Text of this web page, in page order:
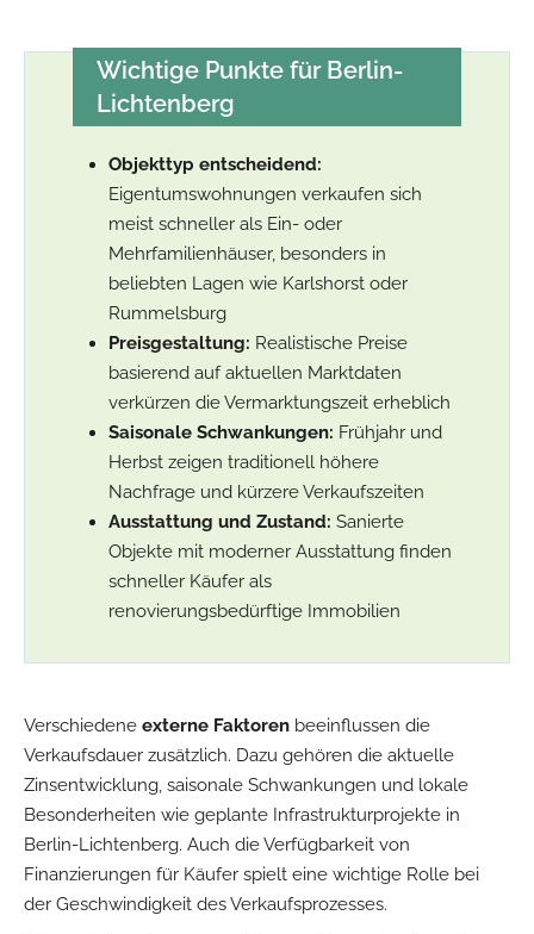
Wichtige Punkte für Berlin-
Lichtenberg
Objekttyp entscheidend:
Eigentumswohnungen verkaufen sich
meist schneller als Ein- oder
Mehrfamilienhäuser, besonders in
beliebten Lagen wie Karlshorst oder
Rummelsburg
Preisgestaltung: Realistische Preise
basierend auf aktuellen Marktdaten
verkürzen die Vermarktungszeit erheblich
Saisonale Schwankungen: Frühjahr und
Herbst zeigen traditionell höhere
Nachfrage und kürzere Verkaufszeiten
Ausstattung und Zustand: Sanierte
Objekte mit moderner Ausstattung finden
schneller Käufer als
renovierungsbedürftige Immobilien
Verschiedene externe Faktoren beeinflussen die
Verkaufsdauer zusätzlich. Dazu gehören die aktuelle
Zinsentwicklung, saisonale Schwankungen und lokale
Besonderheiten wie geplante Infrastrukturprojekte in
Berlin-Lichtenberg. Auch die Verfügbarkeit von
Finanzierungen für Käufer spielt eine wichtige Rolle bei
der Geschwindigkeit des Verkaufsprozesses.